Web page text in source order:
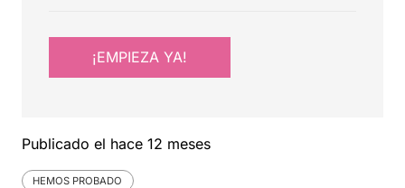
¡EMPIEZA YA!
Publicado el hace 12 meses
HEMOS PROBADO